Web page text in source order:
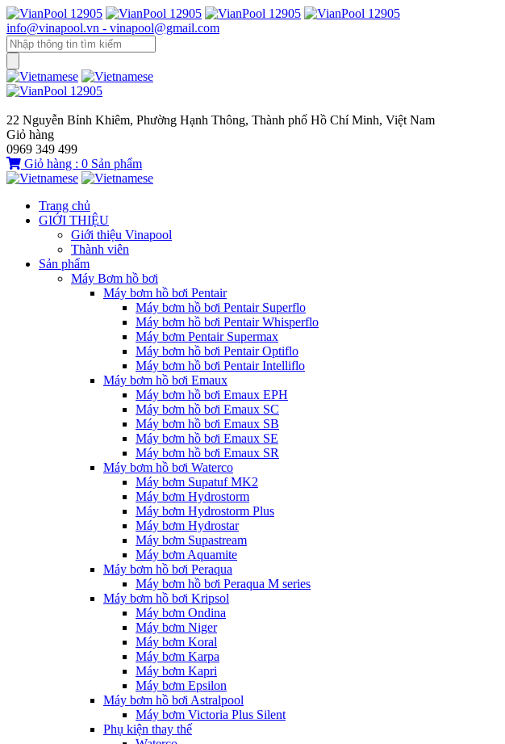
info@vinapool.vn - vinapool@gmail.com
22 Nguyễn Bỉnh Khiêm, Phường Hạnh Thông, Thành phố Hồ Chí Minh, Việt Nam
Giỏ hàng
0969 349 499
Giỏ hàng : 0 Sản phẩm
Trang chủ
GIỚI THIỆU
Giới thiệu Vinapool
Thành viên
Sản phẩm
Máy Bơm hồ bơi
Máy bơm hồ bơi Pentair
Máy bơm hồ bơi Pentair Superflo
Máy bơm hồ bơi Pentair Whisperflo
Máy bơm Pentair Supermax
Máy bơm hồ bơi Pentair Optiflo
Máy bơm hồ bơi Pentair Intelliflo
Máy bơm hồ bơi Emaux
Máy bơm hồ bơi Emaux EPH
Máy bơm hồ bơi Emaux SC
Máy bơm hồ bơi Emaux SB
Máy bơm hồ bơi Emaux SE
Máy bơm hồ bơi Emaux SR
Máy bơm hồ bơi Waterco
Máy bơm Supatuf MK2
Máy bơm Hydrostorm
Máy bơm Hydrostorm Plus
Máy bơm Hydrostar
Máy bơm Supastream
Máy bơm Aquamite
Máy bơm hồ bơi Peraqua
Máy bơm hồ bơi Peraqua M series
Máy bơm hồ bơi Kripsol
Máy bơm Ondina
Máy bơm Niger
Máy bơm Koral
Máy bơm Karpa
Máy bơm Kapri
Máy bơm Epsilon
Máy bơm hồ bơi Astralpool
Máy bơm Victoria Plus Silent
Phụ kiện thay thế